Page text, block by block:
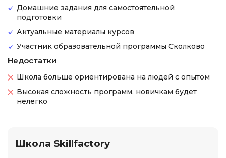
Домашние задания для самостоятельной
подготовки
Актуальные материалы курсов
Участник образовательной программы Сколково
Недостатки
Школа больше ориентирована на людей с опытом
Высокая сложность программ, новичкам будет
нелегко
Школа Skillfactory